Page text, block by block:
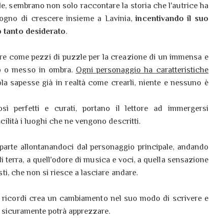
sembrano non solo raccontare la storia che l'autrice ha
di crescere insieme a Lavinia,incentivando il suo
tanto desiderato.
come pezzi di puzzle per la creazione di un immensa e
o messo in ombra. Ogni personaggio ha caratteristiche
sapesse già in realtà come crearli, niente e nessuno è
perfetti e curati, portano il lettore ad immergersi
i luoghi che ne vengono descritti.
allontanandoci dal personaggio principale, andando
a quell'odore di musica e voci, a quella sensazione
che non si riesce a lasciare andare.
crea un cambiamento nel suo modo di scrivere e
potrà apprezzare.